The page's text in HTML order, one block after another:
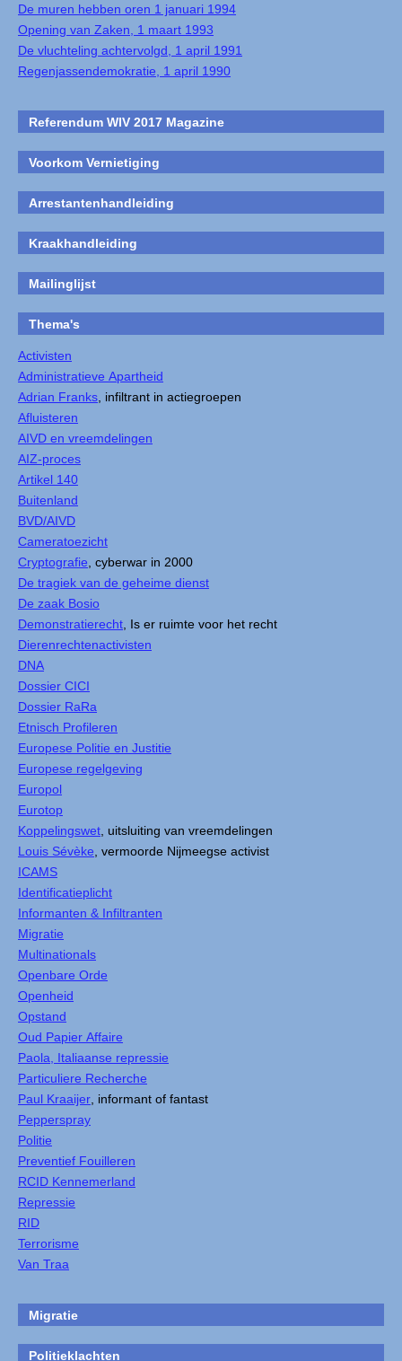
De muren hebben oren 1 januari 1994
Opening van Zaken, 1 maart 1993
De vluchteling achtervolgd, 1 april 1991
Regenjassendemokratie, 1 april 1990
Referendum WIV 2017 Magazine
Voorkom Vernietiging
Arrestantenhandleiding
Kraakhandleiding
Mailinglijst
Thema's
Activisten
Administratieve Apartheid
Adrian Franks , infiltrant in actiegroepen
Afluisteren
AIVD en vreemdelingen
AIZ-proces
Artikel 140
Buitenland
BVD/AIVD
Cameratoezicht
Cryptografie , cyberwar in 2000
De tragiek van de geheime dienst
De zaak Bosio
Demonstratierecht , Is er ruimte voor het recht
Dierenrechtenactivisten
DNA
Dossier CICI
Dossier RaRa
Etnisch Profileren
Europese Politie en Justitie
Europese regelgeving
Europol
Eurotop
Koppelingswet , uitsluiting van vreemdelingen
Louis Sévèke , vermoorde Nijmeegse activist
ICAMS
Identificatieplicht
Informanten & Infiltranten
Migratie
Multinationals
Openbare Orde
Openheid
Opstand
Oud Papier Affaire
Paola, Italiaanse repressie
Particuliere Recherche
Paul Kraaijer , informant of fantast
Pepperspray
Politie
Preventief Fouilleren
RCID Kennemerland
Repressie
RID
Terrorisme
Van Traa
Migratie
Politieklachten